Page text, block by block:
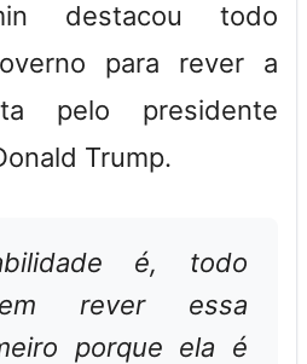
destacou todo
para rever a
pelo presidente
Trump.
é, todo
rever essa
porque ela é